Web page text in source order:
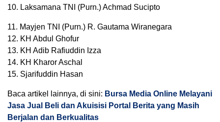
10. Laksamana TNI (Purn.) Achmad Sucipto
11. Mayjen TNI (Purn.) R. Gautama Wiranegara
12. KH Abdul Ghofur
13. KH Adib Rafiuddin Izza
14. KH Kharor Aschal
15. Sjarifuddin Hasan
Baca artikel lainnya, di sini: Bursa Media Online Melayani
Jasa Jual Beli dan Akuisisi Portal Berita yang Masih
Berjalan dan Berkualitas